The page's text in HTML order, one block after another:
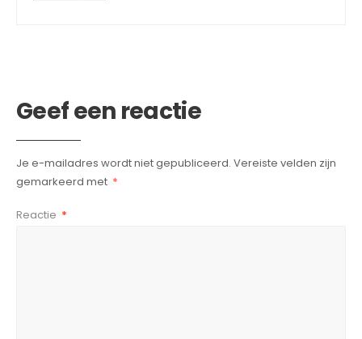
Geef een reactie
Je e-mailadres wordt niet gepubliceerd. Vereiste velden zijn
gemarkeerd met *
Reactie *